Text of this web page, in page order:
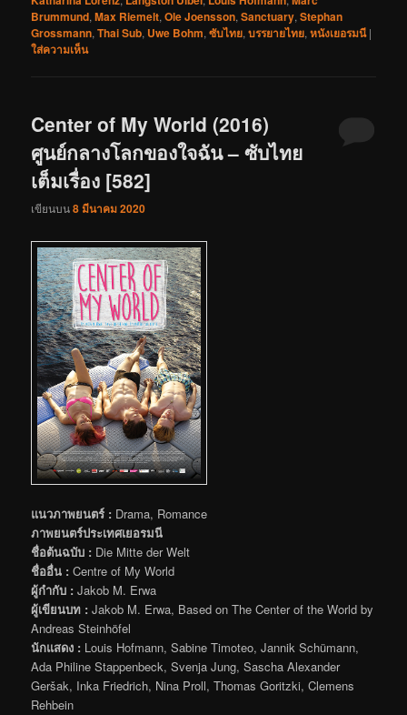
Brummund,Max Riemelt,Ole Joensson,Sanctuary,Stephan
Grossmann,Thai Sub, Uwe Bohm,ซับไทย,บรรยายไทย,หนังเยอรมนี |
ใส่ความเห็น
Center of My World (2016)
ศูนย์กลางโลกของใจฉัน – ซับไทย
เต็มเรื่อง [582]
เขียนบน8 มีนาคม 2020
แนวภาพยนตร์ : Drama, Romance
ภาพยนตร์ประเทศเยอรมนี
ชื่อต้นฉบับ : Die Mitte der Welt
ชื่ออื่น : Centre of My World
ผู้กำกับ : Jakob M. Erwa
ผู้เขียนบท : Jakob M. Erwa, Based on The Center of the World by
Andreas Steinhöfel
นักแสดง : Louis Hofmann, Sabine Timoteo, Jannik Schümann,
Ada Philine Stappenbeck, Svenja Jung, Sascha Alexander
Geršak, Inka Friedrich, Nina Proll, Thomas Goritzki, Clemens
Rehbein